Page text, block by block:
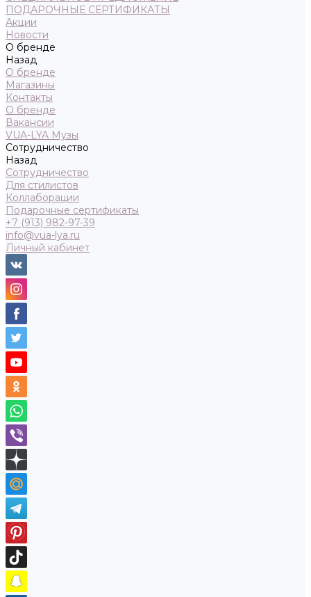
ПОДАРОЧНЫЕ СЕРТИФИКАТЫ
Акции
Новости
О бренде
Назад
О бренде
Магазины
Контакты
О бренде
Вакансии
VUA-LYA Музы
Сотрудничество
Назад
Сотрудничество
Для стилистов
Коллаборации
Подарочные сертификаты
+7 (913) 982-97-39
info@vua-lya.ru
Личный кабинет